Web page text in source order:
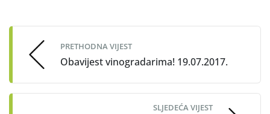
navigation
PRETHODNA VIJEST
Obavijest vinogradarima! 19.07.2017.
SLJEDEĆA VIJEST